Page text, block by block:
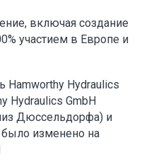
включая создание
участием в Европе и
Hamworthy Hydraulics
Hydraulics GmbH
Дюссельдорфа) и
изменено на